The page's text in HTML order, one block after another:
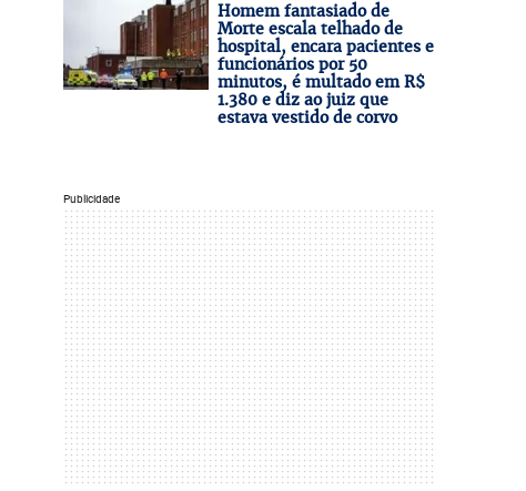
Homem fantasiado de
Morte escala telhado de
hospital, encara pacientes e
funcionários por 50
minutos, é multado em R$
1.380 e diz ao juiz que
estava vestido de corvo
Publicidade